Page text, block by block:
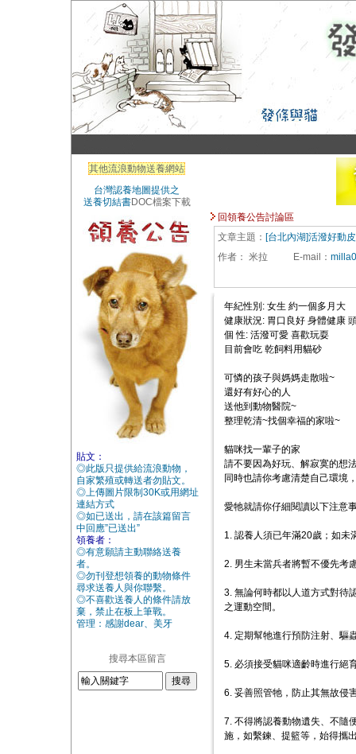
其他流浪動物送養網站
台灣認養地圖提供之
送養切結書DOC檔案下載
貼文：
◎此版只提供給流浪動物，
自家繁殖或轉送者勿貼文。
◎上傳圖片限制30K或用網址
連結方式
◎如已送出，請在該篇留言
中回應”已送出”
領養者：
◎有意願請主動聯絡送養
者。
◎勿刊登想領養的動物條件
尋求送養人與你聯繫。
◎不喜歡送養人的條件請放
棄，禁止在板上筆戰。
管理：感謝dear、美牙
搜尋本區留言
回領養公告討論區
文章主題： [台北內湖]活潑好動
作者： 米拉 E-mail ：
年紀性別: 女生 約一個多月大
健康狀況: 胃口良好 身體健康
個 性: 活潑可愛 喜歡玩耍
目前會吃 乾飼料用貓砂
可憐的孩子與媽媽走散啦~
還好有好心的人
送他到動物醫院~
整理乾清~找個幸福的家啦~
貓咪找一輩子的家
請不要因為好玩、解寂寞的想
同時也請你考慮清楚自己環境
愛牠就請你仔細閱讀以下注意
1. 認養人須已年滿20歲；如未
2. 男生未當兵者將暫不優先考
3. 無論何時都以人道方式對待
之運動空間。
4. 定期幫牠進行預防注射、驅
5. 必須接受貓咪適齡時進行絕
6. 妥善照管牠，防止其無故侵
7. 不得將認養動物遺失、不隨
施，如繫鍊、提籃等，始得攜